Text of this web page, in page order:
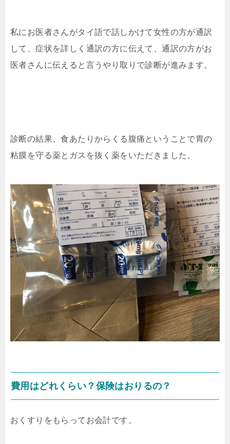
私にお医者さんがタイ語で話しかけて女性の方が通訳
して、症状を詳しく通訳の方に伝えて、通訳の方がお
医者さんに伝えると言うやり取りで診断が進みます。
診断の結果、食あたりからくる腹痛ということで胃の
粘膜を守る薬とガスを抜く薬をいただきました。
費用はどれくらい？保険はおりるの？
おくすりをもらってお会計です。